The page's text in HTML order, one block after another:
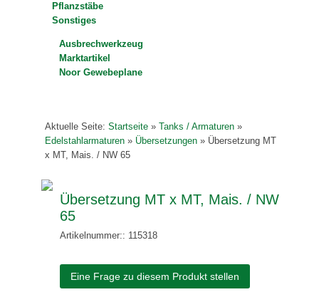
Pflanzstäbe
Sonstiges
Ausbrechwerkzeug
Marktartikel
Noor Gewebeplane
Aktuelle Seite:Startseite »Tanks / Armaturen »
Edelstahlarmaturen » Übersetzungen » Übersetzung MT
x MT, Mais. / NW 65
Übersetzung MT x MT, Mais. / NW
65
Artikelnummer:: 115318
Eine Frage zu diesem Produkt stellen